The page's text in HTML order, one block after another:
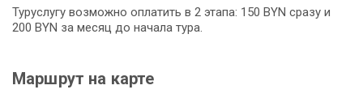
Туруслугу возможно оплатить в 2 этапа: 150 BYN сразу и
200 BYN за месяц до начала тура.
Маршрут на карте